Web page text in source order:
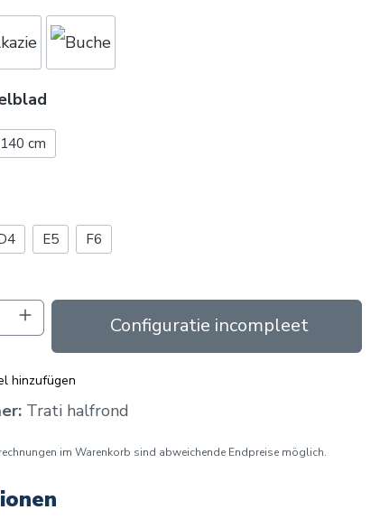
cm
E5 F6
Gib den gewünschten Wert ein
In das Angebot aufnehmen
hinzufügen
Trati halfrond
im Warenkorb sind abweichende Endpreise möglich.